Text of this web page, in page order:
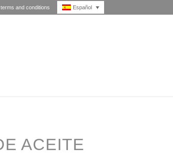
and conditions Español
ACEITE